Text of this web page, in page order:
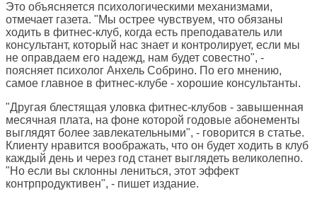
Это объясняется психологическими механизмами,
отмечает газета. "Мы острее чувствуем, что обязаны
ходить в фитнес-клуб, когда есть преподаватель или
консультант, который нас знает и контролирует, если мы
не оправдаем его надежд, нам будет совестно", -
поясняет психолог Анхель Собрино. По его мнению,
самое главное в фитнес-клубе - хорошие консультанты.
"Другая блестящая уловка фитнес-клубов - завышенная
месячная плата, на фоне которой годовые абонементы
выглядят более завлекательными", - говорится в статье.
Клиенту нравится воображать, что он будет ходить в клуб
каждый день и через год станет выглядеть великолепно.
"Но если вы склонны лениться, этот эффект
контрпродуктивен", - пишет издание.